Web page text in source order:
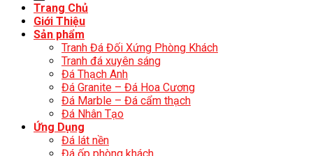
Trang Chủ
Giới Thiệu
Sản phẩm
Tranh Đá Đối Xứng Phòng Khách
Tranh đá xuyên sáng
Đá Thạch Anh
Đá Granite – Đá Hoa Cương
Đá Marble – Đá cẩm thạch
Đá Nhân Tạo
Ứng Dụng
Đá lát nền
Đá ốp phòng khách